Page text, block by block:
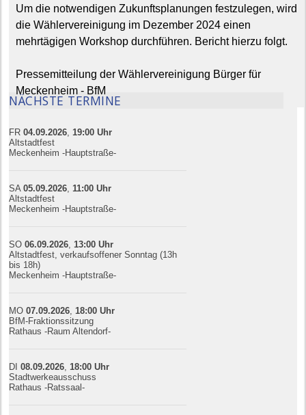
Um die notwendigen Zukunftsplanungen festzulegen, wird
die Wählervereinigung im Dezember 2024 einen
mehrtägigen Workshop durchführen. Bericht hierzu folgt.
Pressemitteilung der Wählervereinigung Bürger für
Meckenheim - BfM
NÄCHSTE TERMINE
FR04.09.2026 19:00 Uhr
Altstadtfest
Meckenheim -Hauptstraße-
SA05.09.2026 11:00 Uhr
Altstadtfest
Meckenheim -Hauptstraße-
SO06.09.2026 13:00 Uhr
Altstadtfest, verkaufsoffener Sonntag (13h
bis 18h)
Meckenheim -Hauptstraße-
MO07.09.2026 18:00 Uhr
BfM-Fraktionssitzung
Rathaus -Raum Altendorf-
DI08.09.2026 18:00 Uhr
Stadtwerkeausschuss
Rathaus -Ratssaal-